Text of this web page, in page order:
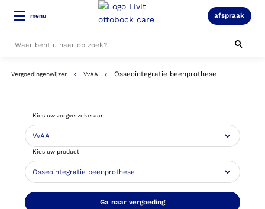
menu afspraak
Alle resultaten
Vergoedingenwijzer VvAA Osseointegratie beenprothese
Kies uw zorgverzekeraar
Kies uw product
Ga naar vergoeding